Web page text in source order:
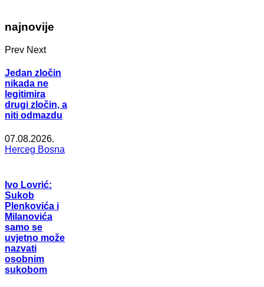
najnovije
Prev Next
Jedan zločin
nikada ne
legitimira
drugi zločin, a
niti odmazdu
07.08.2026.
Herceg Bosna
Ivo Lovrić:
Sukob
Plenkovića i
Milanovića
samo se
uvjetno može
nazvati
osobnim
sukobom